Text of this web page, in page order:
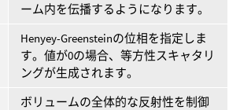
ーム内を伝播するようになります。
Henyey-Greensteinの位相を指定しま
す。値が0の場合、等方性スキャタリ
ングが生成されます。
ボリュームの全体的な反射性を制御